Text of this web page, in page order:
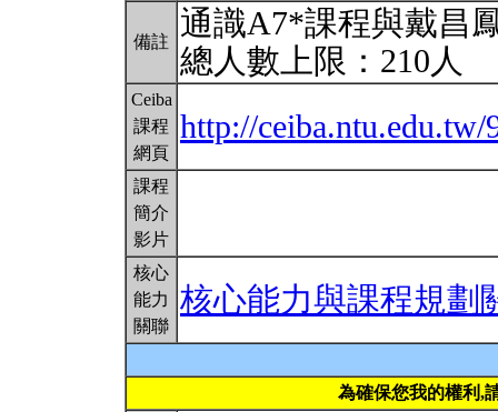
備註
通識A7*課程與戴昌
總人數上限：210人
Ceiba
課程
網頁
http://ceiba.ntu.edu.tw/
課程
簡介
影片
核心
能力
關聯
核心能力與課程規劃
為確保您我的權利,